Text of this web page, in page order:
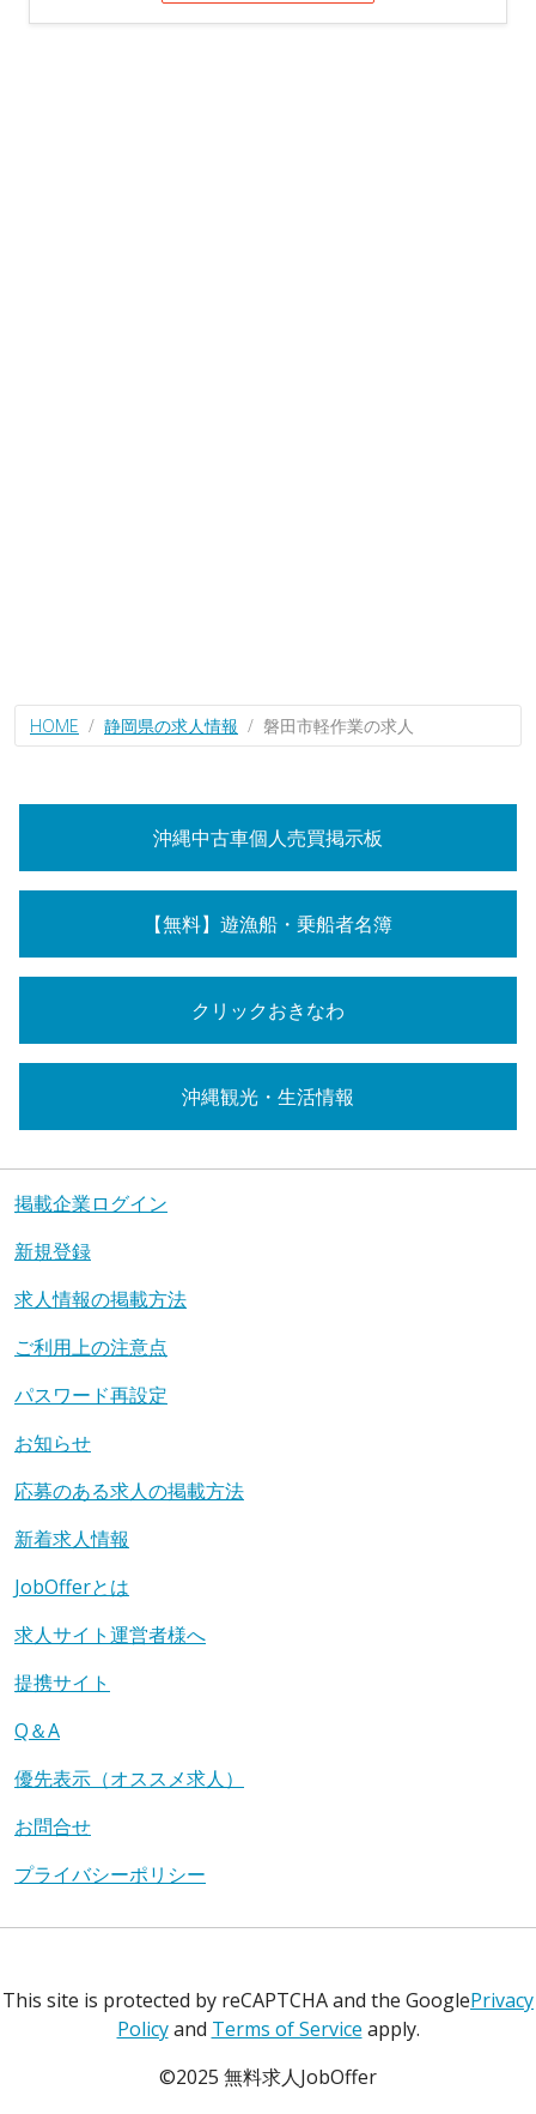
HOME 静岡県の求人情報 磐田市軽作業の求人
沖縄中古車個人売買掲示板
【無料】遊漁船・乗船者名簿
クリックおきなわ
沖縄観光・生活情報
掲載企業ログイン
新規登録
求人情報の掲載方法
ご利用上の注意点
パスワード再設定
お知らせ
応募のある求人の掲載方法
新着求人情報
JobOfferとは
求人サイト運営者様へ
提携サイト
Q＆A
優先表示（オススメ求人）
お問合せ
プライバシーポリシー
This site is protected by reCAPTCHA and the GooglePrivacy
Policyand Terms of Service apply.
©2025 無料求人JobOffer